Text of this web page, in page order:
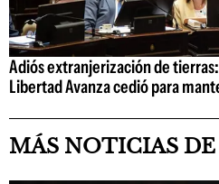
Adiós extranjerización de
Libertad Avanza cedió para
MÁS NOTICIAS DE